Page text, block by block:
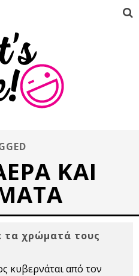
ΚΑΙ
τα χρώματά τους
κυβερνάται από τον